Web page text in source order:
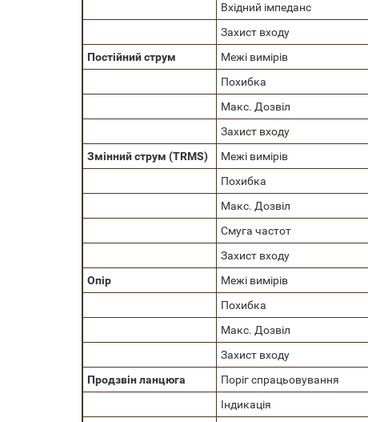
Вхідний імпеданс
Захист входу
Постійний струм
Межі вимірів
Похибка
Макс. Дозвіл
Захист входу
Змінний струм (TRMS)
Межі вимірів
Похибка
Макс. Дозвіл
Смуга частот
Захист входу
Опір
Межі вимірів
Похибка
Макс. Дозвіл
Захист входу
Продзвін ланцюга
Поріг спрацьовування
Індикація